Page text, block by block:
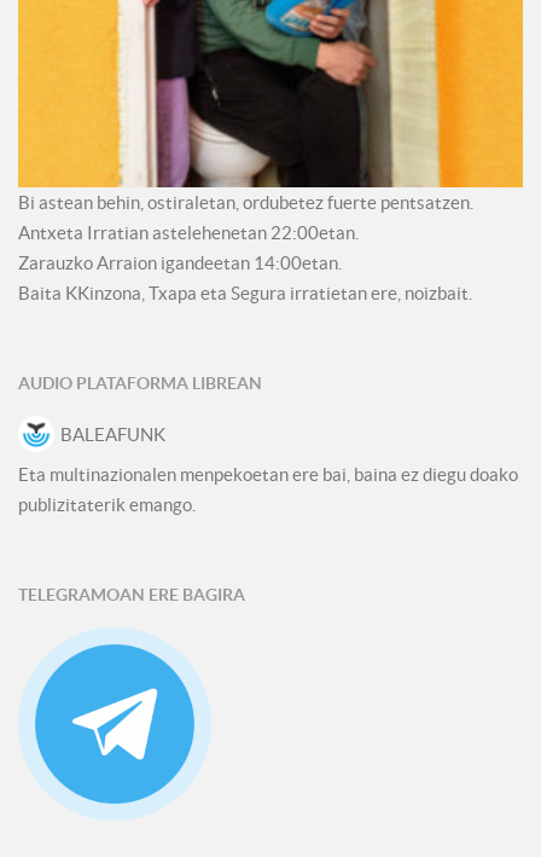
Bi astean behin, ostiraletan, ordubetez fuerte pentsatzen.
Antxeta Irratian astelehenetan 22:00etan.
Zarauzko Arraion igandeetan 14:00etan.
Baita KKinzona, Txapa eta Segura irratietan ere, noizbait.
AUDIO PLATAFORMA LIBREAN
BALEAFUNK
Eta multinazionalen menpekoetan ere bai, baina ez diegu doako
publizitaterik emango.
TELEGRAMOAN ERE BAGIRA